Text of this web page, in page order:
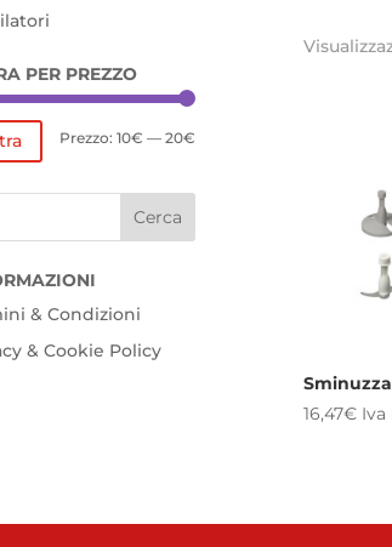
Sminuzza
16,47€ Iva
PER PREZZO
Prezzo
Prezzo
Prezzo: 10€ — 20€
& Condizioni
& Cookie Policy